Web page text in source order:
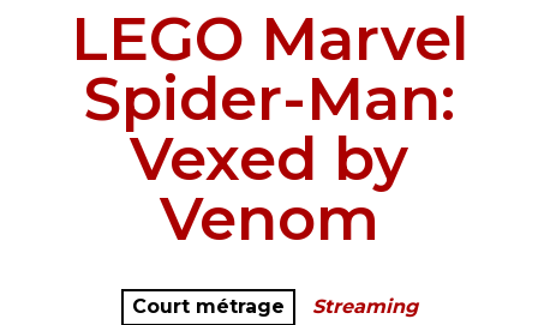
LEGO Marvel
Spider-Man:
Vexed by
Venom
Court métrage Streaming